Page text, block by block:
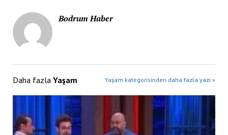
Bodrum Haber
Daha fazla Yaşam Yaşam kategorisinden daha fazla yazı »